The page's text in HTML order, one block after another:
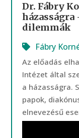
Dr. Fábry
dilemmák
Fábry
Az előadás
Intézet által
a házasságra.
papok,
elnevezésű